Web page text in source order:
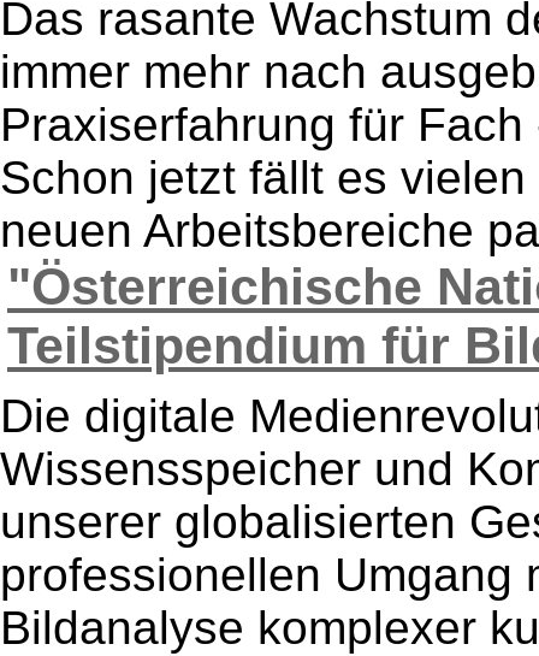
Das rasante Wachstum
immer mehr nach
Praxiserfahrung für
Schon jetzt fällt es
neuen Arbeitsbereiche
"Österreichische
Teilstipendium für
Die digitale
Wissensspeicher und
unserer globalisierten
professionellen Umgang
Bildanalyse komplexer